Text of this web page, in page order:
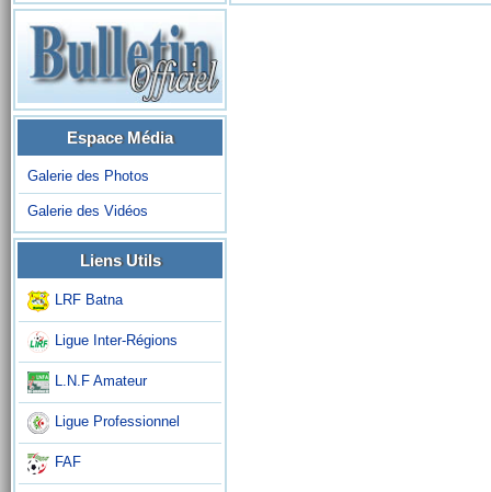
Espace Média
Galerie des Photos
Galerie des Vidéos
Liens Utils
LRF Batna
Ligue Inter-Régions
L.N.F Amateur
Ligue Professionnel
FAF